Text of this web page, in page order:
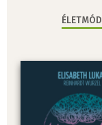
ÉLETMÓD